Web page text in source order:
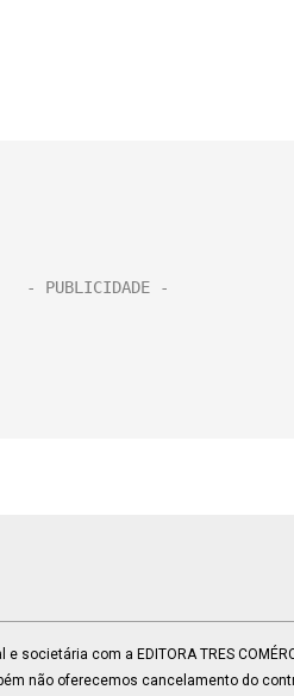
com a EDITORA TRES
não oferecemos cancelamento do